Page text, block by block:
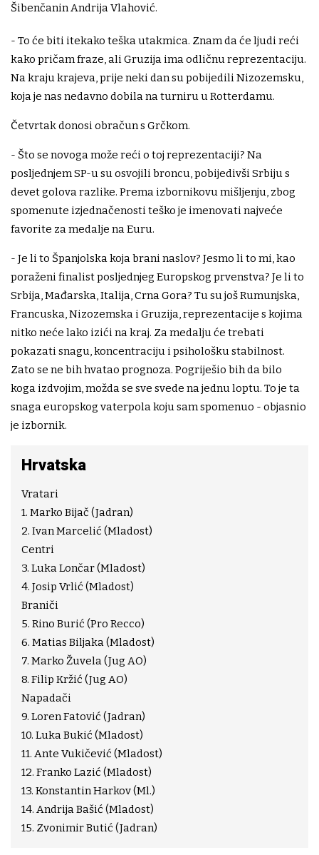
Šibenčanin Andrija Vlahović.
- To će biti itekako teška utakmica. Znam da će ljudi reći
kako pričam fraze, ali Gruzija ima odličnu reprezentaciju.
Na kraju krajeva, prije neki dan su pobijedili Nizozemsku,
koja je nas nedavno dobila na turniru u Rotterdamu.
Četvrtak donosi obračun s Grčkom.
- Što se novoga može reći o toj reprezentaciji? Na
posljednjem SP-u su osvojili broncu, pobijedivši Srbiju s
devet golova razlike. Prema izbornikovu mišljenju, zbog
spomenute izjednačenosti teško je imenovati najveće
favorite za medalje na Euru.
- Je li to Španjolska koja brani naslov? Jesmo li to mi, kao
poraženi finalist posljednjeg Europskog prvenstva? Je li to
Srbija, Mađarska, Italija, Crna Gora? Tu su još Rumunjska,
Francuska, Nizozemska i Gruzija, reprezentacije s kojima
nitko neće lako izići na kraj. Za medalju će trebati
pokazati snagu, koncentraciju i psihološku stabilnost.
Zato se ne bih hvatao prognoza. Pogriješio bih da bilo
koga izdvojim, možda se sve svede na jednu loptu. To je ta
snaga europskog vaterpola koju sam spomenuo - objasnio
je izbornik.
Hrvatska
Vratari
1. Marko Bijač (Jadran)
2. Ivan Marcelić (Mladost)
Centri
3. Luka Lončar (Mladost)
4. Josip Vrlić (Mladost)
Braniči
5. Rino Burić (Pro Recco)
6. Matias Biljaka (Mladost)
7. Marko Žuvela (Jug AO)
8. Filip Kržić (Jug AO)
Napadači
9. Loren Fatović (Jadran)
10. Luka Bukić (Mladost)
11. Ante Vukičević (Mladost)
12. Franko Lazić (Mladost)
13. Konstantin Harkov (Ml.)
14. Andrija Bašić (Mladost)
15. Zvonimir Butić (Jadran)